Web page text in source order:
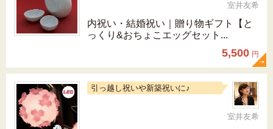
室井友希
内祝い・結婚祝い｜贈り物ギフト【と
っくり&おちょこエッグセット...
5,500 円
引っ越し祝いや新築祝いに♪
室井友希